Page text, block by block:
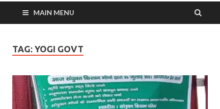
MAIN MENU
TAG: YOGI GOVT